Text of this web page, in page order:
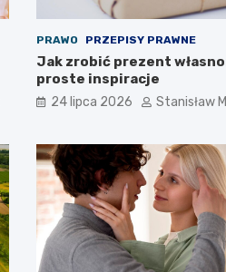
PRAWO PRZEPISY PRAWNE
Jak zrobić prezent
proste inspiracje
24 lipca 2026 Stanisław